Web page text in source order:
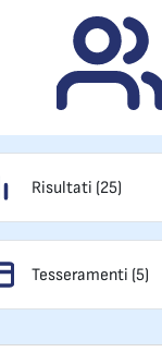
Risultati (25)
Tesseramenti (5)